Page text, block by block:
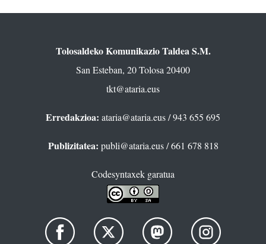
Tolosaldeko Komunikazio Taldea S.M.
San Esteban, 20 Tolosa 20400
tkt@ataria.eus
Erredakzioa: ataria@ataria.eus/ 943 655 695
Publizitatea: publi@ataria.eus/ 661 678 818
Codesyntaxek garatua